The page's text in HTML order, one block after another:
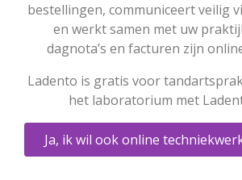
bestellingen, communiceert veilig
en werkt samen met uw
dagnota’s en facturen zijn
Ladento is gratis voor
het laboratorium met
Ja, ik wil ook online